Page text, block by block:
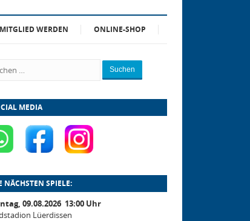
MITGLIED WERDEN ONLINE-SHOP
Suchen
MEDIA
NÄCHSTEN SPIELE:
09.08.2026 13:00 Uhr
Lüerdissen